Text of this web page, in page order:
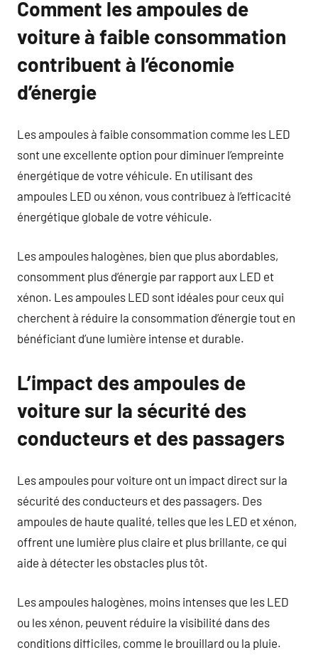
Comment les ampoules de
voiture à faible consommation
contribuent à l’économie
d’énergie
Les ampoules à faible consommation comme les LED
sont une excellente option pour diminuer l’empreinte
énergétique de votre véhicule. En utilisant des
ampoules LED ou xénon, vous contribuez à l’efficacité
énergétique globale de votre véhicule.
Les ampoules halogènes, bien que plus abordables,
consomment plus d’énergie par rapport aux LED et
xénon. Les ampoules LED sont idéales pour ceux qui
cherchent à réduire la consommation d’énergie tout en
bénéficiant d’une lumière intense et durable.
L’impact des ampoules de
voiture sur la sécurité des
conducteurs et des passagers
Les ampoules pour voiture ont un impact direct sur la
sécurité des conducteurs et des passagers. Des
ampoules de haute qualité, telles que les LED et xénon,
offrent une lumière plus claire et plus brillante, ce qui
aide à détecter les obstacles plus tôt.
Les ampoules halogènes, moins intenses que les LED
ou les xénon, peuvent réduire la visibilité dans des
conditions difficiles, comme le brouillard ou la pluie.